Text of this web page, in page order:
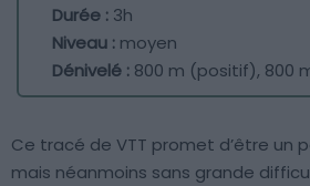
Durée : 3h
Niveau : moyen
Dénivelé : 800 m (positif), 800
Ce tracé de VTT promet d’être un
mais néanmoins sans grande